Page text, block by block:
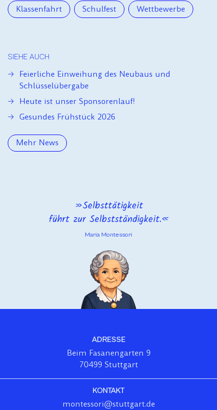
Klassenfahrt
Schulfest Wettbewerbe
SIEHE AUCH
Feierliche Einweihung des Neubaus und
Schlüsselübergabe
Heute ist unser Sponsorenlauf!
Gesundes Frühstück 2026
Mehr News
Selbsttätigkeit
führt zur Selbstständigkeit.
Maria Montessori
ADRESSE
Beim Fasanengarten 9
70499 Stuttgart
KONTAKT
montessori@stuttgart.de